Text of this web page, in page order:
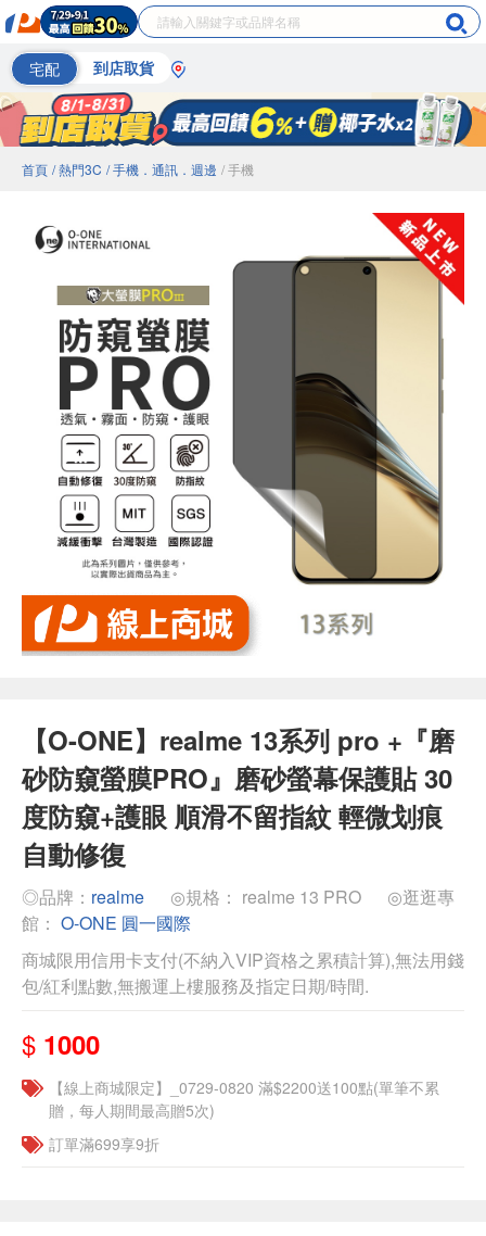
宅配 到店取貨
首頁 / 熱門3C / 手機．通訊．週邊 / 手機
【O-ONE】realme 13系列 pro +『磨
砂防窺螢膜PRO』磨砂螢幕保護貼 30
度防窺+護眼 順滑不留指紋 輕微划痕
自動修復
◎品牌： realme ◎規格： realme 13 PRO
◎逛逛專
館： O-ONE 圓一國際
商城限用信用卡支付(不納入VIP資格之累積計算),無法用錢
包/紅利點數,無搬運上樓服務及指定日期/時間.
$ 1000
【線上商城限定】_0729-0820 滿$2200送100點(單筆不累
贈，每人期間最高贈5次)
訂單滿699享9折